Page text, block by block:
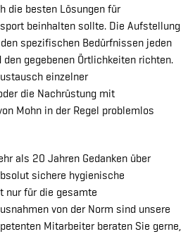
die besten Lösungen für
beinhalten sollte. Die Aufstellung
spezifischen Bedürfnissen jeden
gegebenen Örtlichkeiten richten.
einzelner
die Nachrüstung mit
Mohn in der Regel problemlos
als 20 Jahren Gedanken über
sichere hygienische
nur für die gesamte
von der Norm sind unsere
Mitarbeiter beraten Sie gerne,